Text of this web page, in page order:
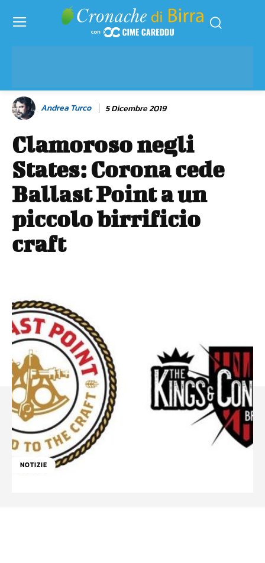
Andrea Turco 5 Dicembre 2019
Clamoroso negli
States: Corona cede
Ballast Point a un
piccolo birrificio
craft
NOTIZIE